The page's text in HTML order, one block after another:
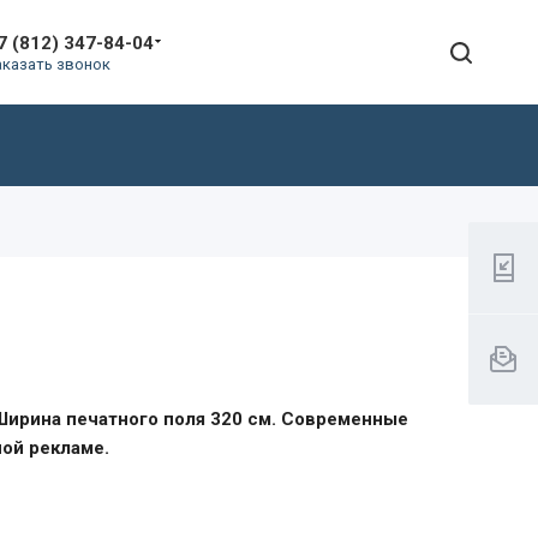
(812) 347-84-04
звонок
печатного поля 320 см. Современные
рекламе.